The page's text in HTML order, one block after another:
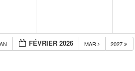
FÉVRIER 2026 MAR 2027